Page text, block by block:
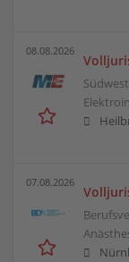
08.08.2026
07.08.2026